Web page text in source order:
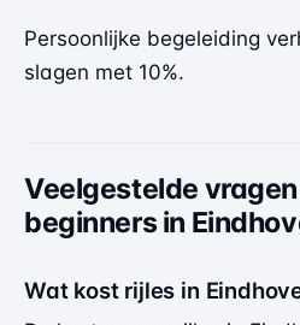
Persoonlijke begeleiding
slagen met 10%.
Veelgestelde
beginners in
Wat kost rijles in